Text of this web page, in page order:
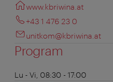
www.kbriwina.at
+43 1 476 23 0
unitkom@kbriwina.at
Program
Lu - Vi, 08:30 - 17:00